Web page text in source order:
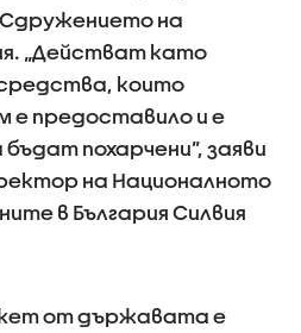
на
„Действат като
които
е предоставило и е
похарчени”, заяви
на Националното
в България Силвия
от държавата е